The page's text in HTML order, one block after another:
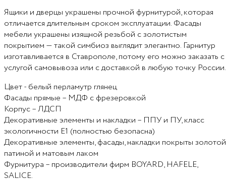
Ящики и дверцы украшены прочной фурнитурой, которая
отличается длительным сроком эксплуатации. Фасады
мебели украшены изящной резьбой с золотистым
покрытием — такой симбиоз выглядит элегантно. Гарнитур
изготавливается в Ставрополе, потому его можно заказать с
услугой самовывоза или с доставкой в любую точку России.
Цвет - белый перламутр глянец
Фасады прямые – МДФ с фрезеровкой
Корпус – ЛДСП
Декоративные элементы и накладки – ППУ и ПУ, класс
экологичности E1 (полностью безопасна)
Декоративные элементы, фасады, накладки покрыты золотой
патиной и матовым лаком
Фурнитура – производители фирм BOYARD, HAFELE,
SALICE.